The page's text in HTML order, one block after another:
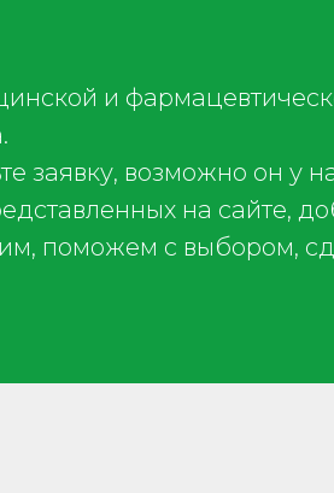
и
заявку, возможно он у
на сайте,
поможем с выбором,